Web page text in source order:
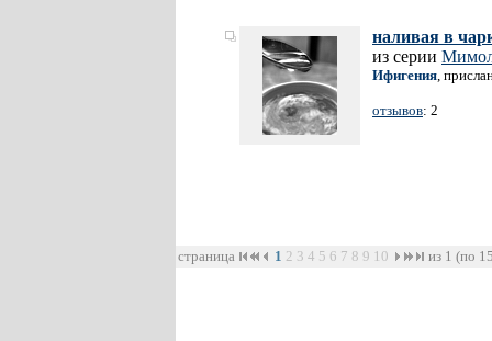
наливая в
из серии
Ифигения,
отзывов: 2
страница 1 2 3 4 5 6 7 8 9 10 из 1 (по